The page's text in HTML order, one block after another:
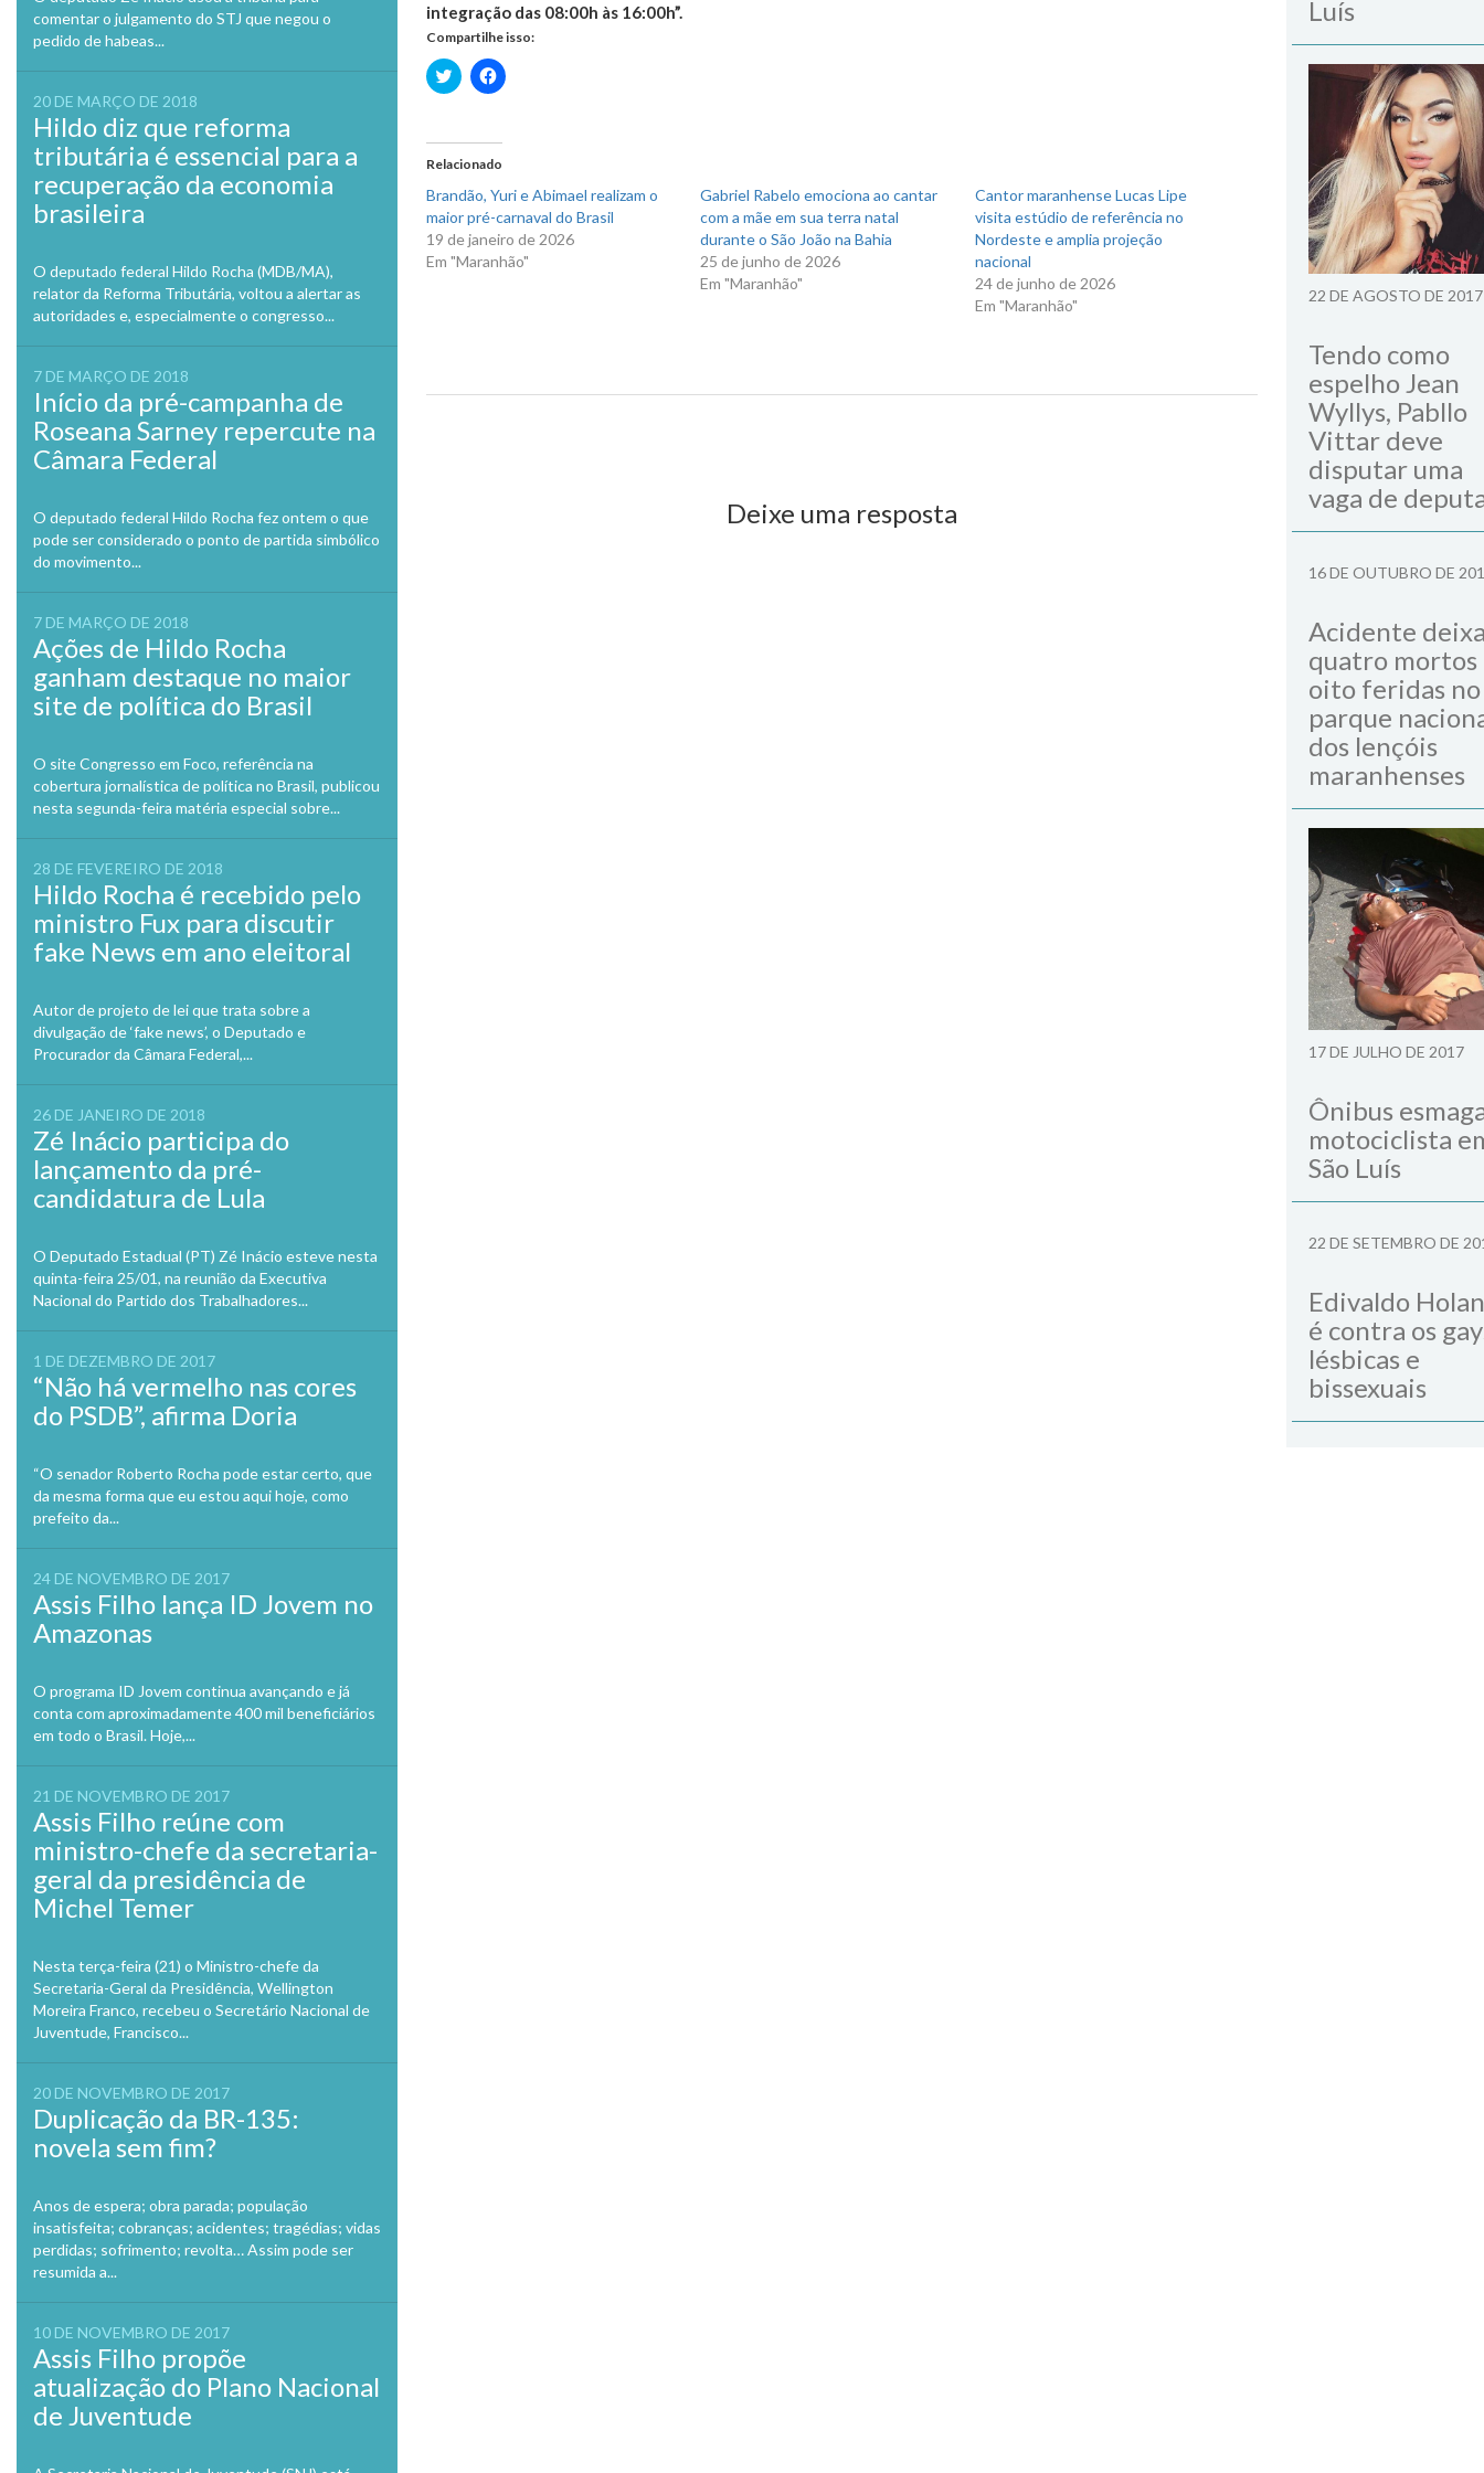
comentar o julgamento do STJ que negou o
pedido de habeas...
20 DE MARÇO DE 2018
Hildo diz que reforma
tributária é essencial para a
recuperação da economia
brasileira
O deputado federal Hildo Rocha (MDB/MA),
relator da Reforma Tributária, voltou a alertar as
autoridades e, especialmente o congresso...
7 DE MARÇO DE 2018
Início da pré-campanha de
Roseana Sarney repercute na
Câmara Federal
O deputado federal Hildo Rocha fez ontem o que
pode ser considerado o ponto de partida simbólico
do movimento...
7 DE MARÇO DE 2018
Ações de Hildo Rocha
ganham destaque no maior
site de política do Brasil
O site Congresso em Foco, referência na
cobertura jornalística de política no Brasil, publicou
nesta segunda-feira matéria especial sobre...
28 DE FEVEREIRO DE 2018
Hildo Rocha é recebido pelo
ministro Fux para discutir
fake News em ano eleitoral
Autor de projeto de lei que trata sobre a
divulgação de ‘fake news’, o Deputado e
Procurador da Câmara Federal,...
26 DE JANEIRO DE 2018
Zé Inácio participa do
lançamento da pré-
candidatura de Lula
O Deputado Estadual (PT) Zé Inácio esteve nesta
quinta-feira 25/01, na reunião da Executiva
Nacional do Partido dos Trabalhadores...
1 DE DEZEMBRO DE 2017
“Não há vermelho nas cores
do PSDB”, afirma Doria
“O senador Roberto Rocha pode estar certo, que
da mesma forma que eu estou aqui hoje, como
prefeito da...
24 DE NOVEMBRO DE 2017
Assis Filho lança ID Jovem no
Amazonas
O programa ID Jovem continua avançando e já
conta com aproximadamente 400 mil beneficiários
em todo o Brasil. Hoje,...
21 DE NOVEMBRO DE 2017
Assis Filho reúne com
ministro-chefe da secretaria-
geral da presidência de
Michel Temer
Nesta terça-feira (21) o Ministro-chefe da
Secretaria-Geral da Presidência, Wellington
Moreira Franco, recebeu o Secretário Nacional de
Juventude, Francisco...
20 DE NOVEMBRO DE 2017
Duplicação da BR-135:
novela sem fim?
Anos de espera; obra parada; população
insatisfeita; cobranças; acidentes; tragédias; vidas
perdidas; sofrimento; revolta… Assim pode ser
resumida a...
10 DE NOVEMBRO DE 2017
Assis Filho propõe
atualização do Plano Nacional
de Juventude
integração das 08:00h às 16:00h”.
Compartilhe isso:
Clique
para
em
nova
janela)
Clique
para
em
nova
janela)
Relacionado
Brandão, Yuri e Abimael realizam o
maior pré-carnaval do Brasil
19 de janeiro de 2026
Em "Maranhão"
Gabriel Rabelo emociona ao cantar
com a mãe em sua terra natal
durante o São João na Bahia
25 de junho de 2026
Em "Maranhão"
Cantor maranhense Lucas Lipe
visita estúdio de referência no
Nordeste e amplia projeção
nacional
24 de junho de 2026
Em "Maranhão"
Deixe uma resposta
Luís
22 DE AGOSTO DE 2017
Tendo como
espelho Jean
Wyllys, Pabllo
Vittar deve
disputar uma
vaga de
16 DE OUTUBRO DE
Acidente
quatro mortos
oito feridas no
parque
dos lençóis
maranhenses
17 DE JULHO DE 2017
Ônibus
motociclista
São Luís
22 DE SETEMBRO DE
Edivaldo
é contra os
lésbicas e
bissexuais